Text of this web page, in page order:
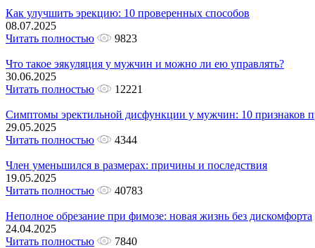
Как улучшить эрекцию: 10 проверенных способов
08.07.2025
Читать полностью
9823
Что такое эякуляция у мужчин и можно ли ею управлять?
30.06.2025
Читать полностью
12221
Симптомы эректильной дисфункции у мужчин: 10 признаков
29.05.2025
Читать полностью
4344
Член уменьшился в размерах: причины и последствия
19.05.2025
Читать полностью
40783
Неполное обрезание при фимозе: новая жизнь без дискомфорта
24.04.2025
Читать полностью
7840